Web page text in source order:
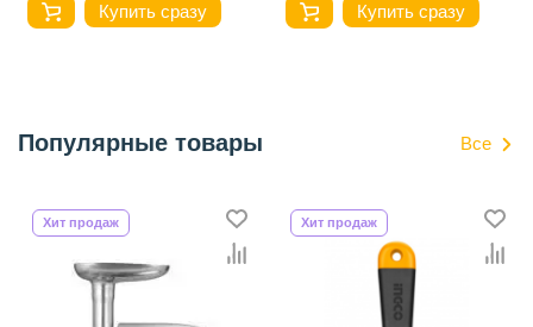
Купить сразу Купить сразу
Популярные товары Все
Хит продаж Хит продаж